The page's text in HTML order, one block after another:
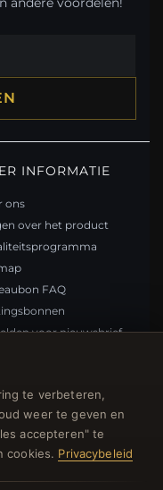
te verbeteren,
weer te geven en
accepteren" te
cookies. Privacybeleid
INFORMATIE
ons
over het product
FAQ
voor nieuwsbrief